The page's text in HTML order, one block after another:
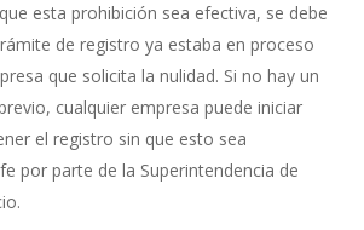
esta prohibición sea efectiva, se debe
de registro ya estaba en proceso
que solicita la nulidad. Si no hay un
cualquier empresa puede iniciar
el registro sin que esto sea
por parte de la Superintendencia de